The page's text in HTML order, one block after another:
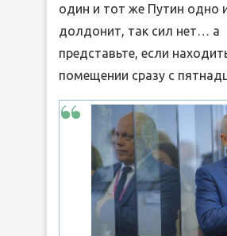
один и тот же Путин одно
долдонит, так сил нет… а
представьте, если
помещении сразу с